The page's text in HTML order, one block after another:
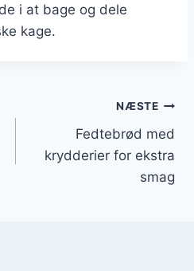
i at bage og dele
kage.
NÆSTE
Fedtebrød med
krydderier for ekstra
smag